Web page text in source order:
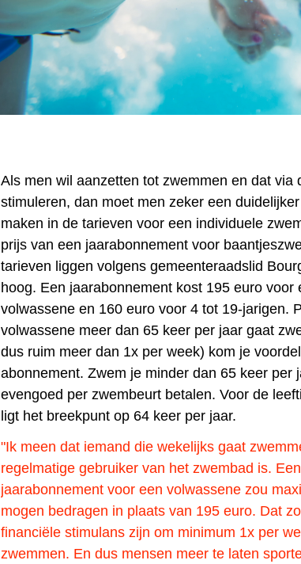
Als men wil aanzetten tot zwemmen en dat via
stimuleren, dan moet men zeker een
maken in de tarieven voor een individuele
prijs van een jaarabonnement voor
tarieven liggen volgens gemeenteraadslid
hoog. Een jaarabonnement kost 195 euro voor
volwassene en 160 euro voor 4 tot 19-jarigen.
volwassene meer dan 65 keer per jaar gaat
dus ruim meer dan 1x per week) kom je
abonnement. Zwem je minder dan 65 keer per
evengoed per zwembeurt betalen. Voor de
ligt het breekpunt op 64 keer per jaar.
"Ik meen dat iemand die wekelijks gaat
regelmatige gebruiker van het zwembad is. Een
jaarabonnement voor een volwassene zou
mogen bedragen in plaats van 195 euro. Dat
financiële stimulans zijn om minimum 1x per
zwemmen. En dus mensen meer te laten